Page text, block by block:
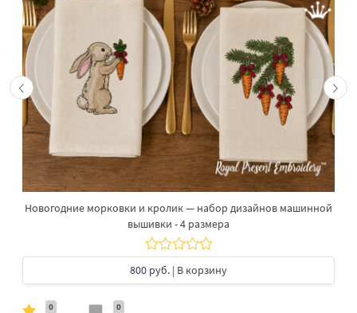
Новогодние морковки и кролик — набор дизайнов машинной
вышивки - 4 размера
800 руб. | В корзину
0 0